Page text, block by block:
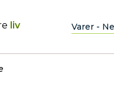
liv Varer -